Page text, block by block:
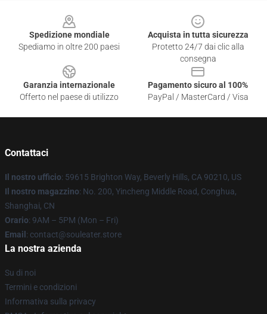
Spedizione mondiale
Spediamo in oltre 200 paesi
Acquista in tutta sicurezza
Protetto 24/7 dai clic alla
consegna
Garanzia internazionale
Offerto nel paese di utilizzo
Pagamento sicuro al 100%
PayPal / MasterCard / Visa
Contattaci
Il nostro ufficio: 59615 Brighton Way, Beverly Hills, CA 90210, US
Il nostro magazzino: No. 200, Yincheng Middle Road, Conghua,
Shanghai, CN
Orario: 9AM – 5PM (Mon – Fri)
Email : contact@souleater.store
La nostra azienda
Su di noi
Termini e condizioni
Informativa sulla privacy